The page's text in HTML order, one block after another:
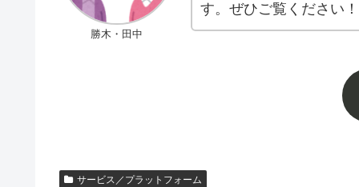
勝木・田中
す。ぜひご覧ください！
サービス／プラットフォーム